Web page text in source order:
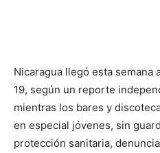
Nicaragua llegó esta semana
19, según un reporte
mientras los bares y
en especial jóvenes, sin
protección sanitaria,